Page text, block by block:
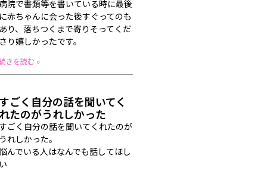
院で書類等を書いている時に最後
赤ちゃんに会った後すぐってのも
り、落ちつくまで寄りそってくだ
り嬉しかったです。
きを読む »
ごく自分の話を聞いてく
たのがうれしかった
ごく自分の話を聞いてくれたのが
れしかった。
んでいる人はなんでも話してほし